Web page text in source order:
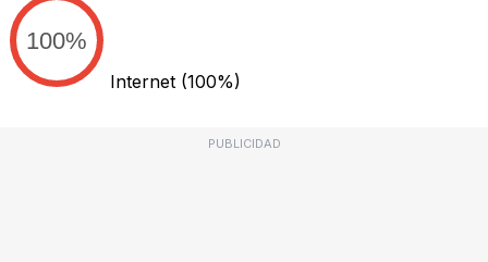
100%
Internet (100%)
PUBLICIDAD